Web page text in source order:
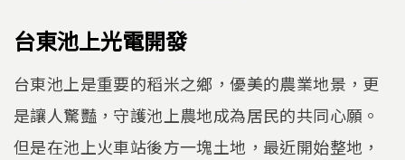
台東池上光電開發
台東池上是重要的稻米之鄉，優美的農業地景，更
是讓人驚豔，守護池上農地成為居民的共同心願。
但是在池上火車站後方一塊土地，最近開始整地，